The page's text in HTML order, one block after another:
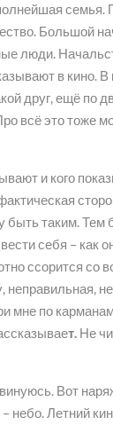
семья.
Большой
люди.
в кино. В
друг, ещё по
всё это тоже
и кого
быть таким. Тем
себя – как
ссорится со
неправильная,
мне по
т. Не
Вот
Летний